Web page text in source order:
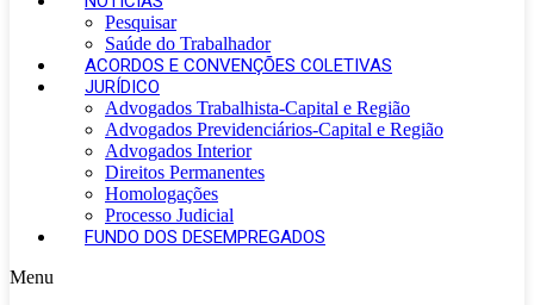
Pesquisar
Saúde do Trabalhador
ACORDOS E CONVENÇÕES COLETIVAS
JURÍDICO
Advogados Trabalhista-Capital e Região
Advogados Previdenciários-Capital e Região
Advogados Interior
Direitos Permanentes
Homologações
Processo Judicial
FUNDO DOS DESEMPREGADOS
Menu